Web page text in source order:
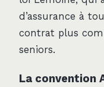
d’assurance à
contrat plus
seniors.
La convention